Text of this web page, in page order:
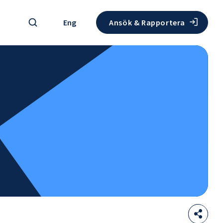
Sök
Eng Ansök & Rapportera
Öppna